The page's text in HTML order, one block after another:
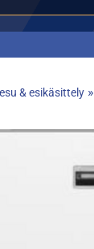
& esikäsittely»